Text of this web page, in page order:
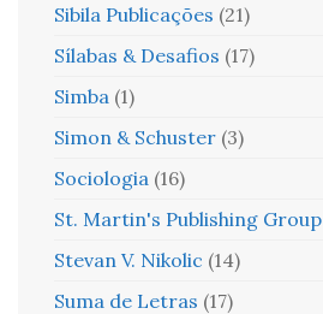
Sibila Publicações (21)
Sílabas & Desafios (17)
Simba (1)
Simon & Schuster (3)
Sociologia (16)
St. Martin's Publishing Group
Stevan V. Nikolic (14)
Suma de Letras (17)